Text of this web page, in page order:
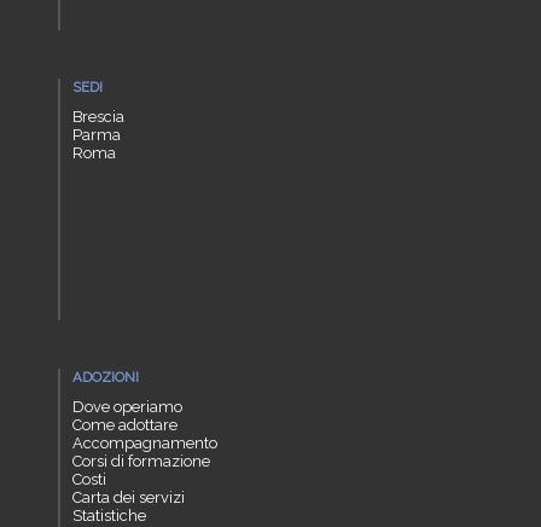
SEDI
Brescia
Parma
Roma
ADOZIONI
Dove operiamo
Come adottare
Accompagnamento
Corsi di formazione
Costi
Carta dei servizi
Statistiche